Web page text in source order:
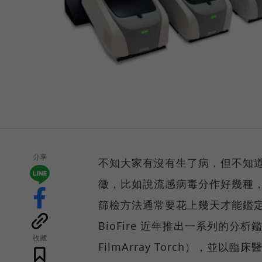
分享
收藏
不知大家有沒有生了病，但不知
徵，比如說流感病毒分作好幾種
篩檢方法通常要花上幾天才能鑑
BioFire 近年推出一系列的分
FilmArray Torch），並以臨床